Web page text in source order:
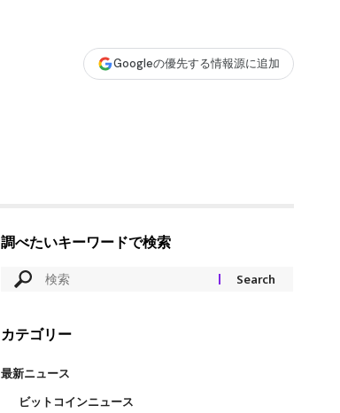
Googleの優先する情報源に追加
調べたいキーワードで検索
カテゴリー
最新ニュース
ビットコインニュース